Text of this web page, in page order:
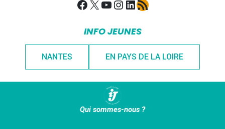
Facebook
X YouTube
Instagram
LinkedIn
Flux RSS
INFO JEUNES
NANTES EN PAYS DE LA LOIRE
Qui sommes-nous ?